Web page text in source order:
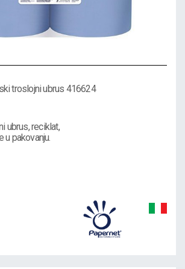
troslojni ubrus 416624
ubrus, reciklat,
u pakovanju.